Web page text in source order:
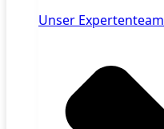
Unser Expertenteam